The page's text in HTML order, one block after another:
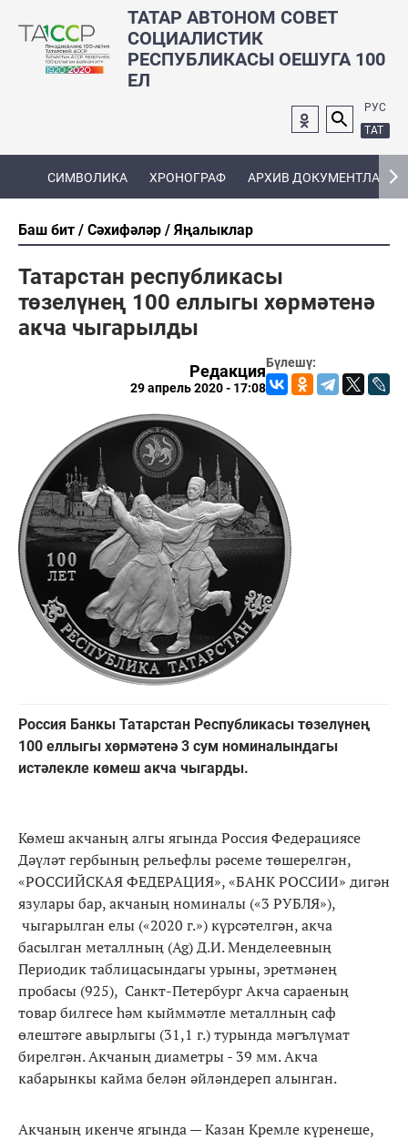
ТАТАР АВТОНОМ СОВЕТ
СОЦИАЛИСТИК
РЕСПУБЛИКАСЫ ОЕШУГА 100
ЕЛ
РУС
ТАТ
СИМВОЛИКА ХРОНОГРАФ АРХИВ ДОКУМЕНТЛАРЫ
Баш бит Сәхифәләр Яңалыклар
Татарстан республикасы
төзелүнең 100 еллыгы хөрмәтенә
акча чыгарылды
Бүлешү:
Редакция
29 апрель 2020 - 17:08
Россия Банкы Татарстан Республикасы төзелүнең
100 еллыгы хөрмәтенә 3 сум номиналындагы
истәлекле көмеш акча чыгарды.
Көмеш акчаның алгы ягында Россия Федерациясе
Дәүләт гербының рельефлы рәсеме төшерелгән,
«РОССИЙСКАЯ ФЕДЕРАЦИЯ», «БАНК РОССИИ» дигән
язулары бар, акчаның номиналы («3 РУБЛЯ»),
чыгарылган елы («2020 г.») күрсәтелгән, акча
басылган металлның (Ag) Д.И. Менделеевның
Периодик таблицасындагы урыны, эретмәнең
пробасы (925), Санкт-Петербург Акча сараеның
товар билгесе һәм кыйммәтле металлның саф
өлештәге авырлыгы (31,1 г.) турында мәгълүмат
бирелгән. Акчаның диаметры - 39 мм. Акча
кабарынкы кайма белән әйләндереп алынган.
Акчаның икенче ягында — Казан Кремле күренеше,